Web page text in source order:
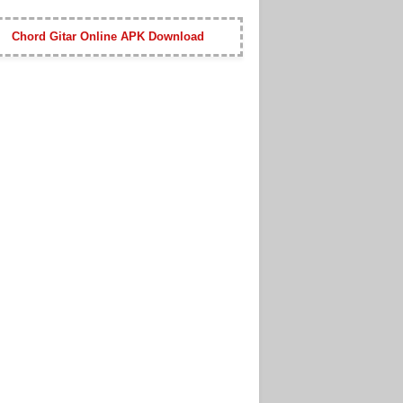
Chord Gitar Online APK Download